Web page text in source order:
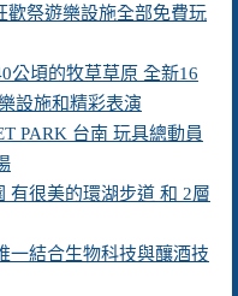
歡祭遊樂設施全部免費玩
公頃的牧草草原 全新16
設施和精彩表演
PARK 台南 玩具總動員
有很美的環湖步道 和 2層
一結合生物科技與釀酒技